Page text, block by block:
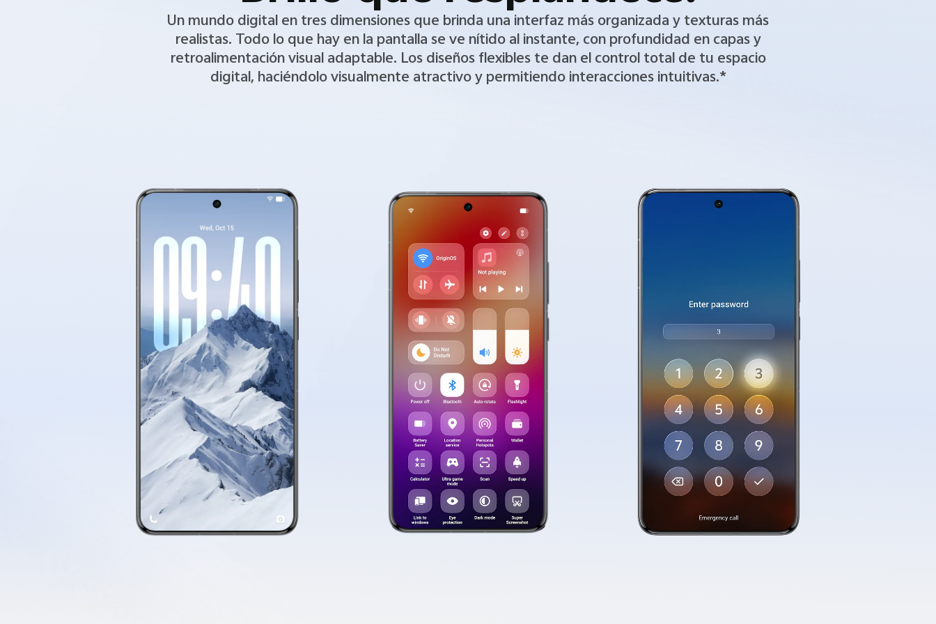
Un mundo digital en tres dimensiones que brinda una interfaz más organizada y texturas más
realistas. Todo lo que hay en la pantalla se ve nítido al instante, con profundidad en capas y
retroalimentación visual adaptable. Los diseños flexibles te dan el control total de tu espacio
digital, haciéndolo visualmente atractivo y permitiendo interacciones intuitivas.*